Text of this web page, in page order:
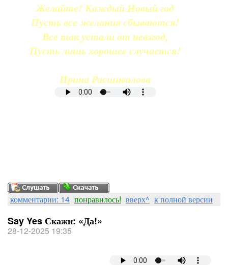
Желайте! Каждый Новый год
Пусть все желания сбываются!
Все так устали от невзгод,
Пусть лишь хорошее случается!
Ирина Расшивалова
комментарии: 14 понравилось! вверх^ к полной версии
Say Yes Скажи: «Да!»
28-12-2025 19:35